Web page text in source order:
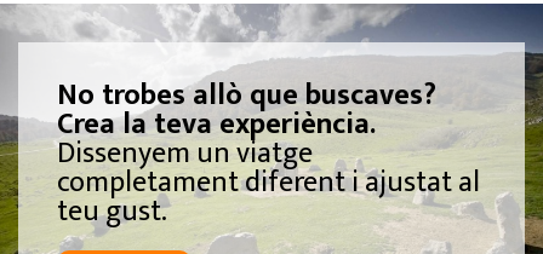
No trobes allò que buscaves?
Crea la teva experiència.
Dissenyem un viatge
completament diferent i ajustat al
teu gust.